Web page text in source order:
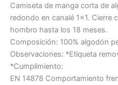
Camiseta de manga corta de
redondo en canalé 1×1. Cierre
hombro hasta los 18 meses.
Composición: 100% algodón
Observaciones: *Etiqueta
*Cumplimiento:
EN 14878 Comportamiento